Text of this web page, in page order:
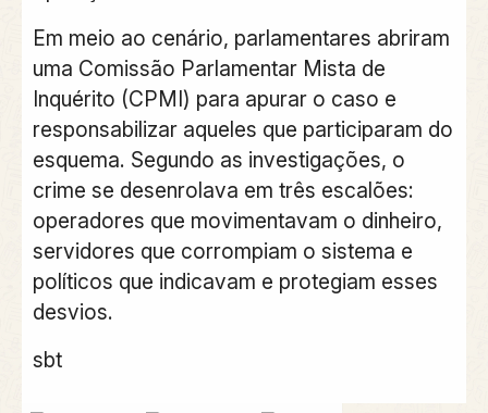
Em meio ao cenário, parlamentares abriram
uma Comissão Parlamentar Mista de
Inquérito (CPMI) para apurar o caso e
responsabilizar aqueles que participaram do
esquema. Segundo as investigações, o
crime se desenrolava em três escalões:
operadores que movimentavam o dinheiro,
servidores que corrompiam o sistema e
políticos que indicavam e protegiam esses
desvios.
sbt